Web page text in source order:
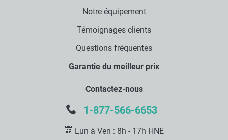
Notre équipement
Témoignages clients
Questions fréquentes
Garantie du meilleur prix
Contactez-nous
1-877-566-6653
Lun à Ven : 8h - 17h HNE